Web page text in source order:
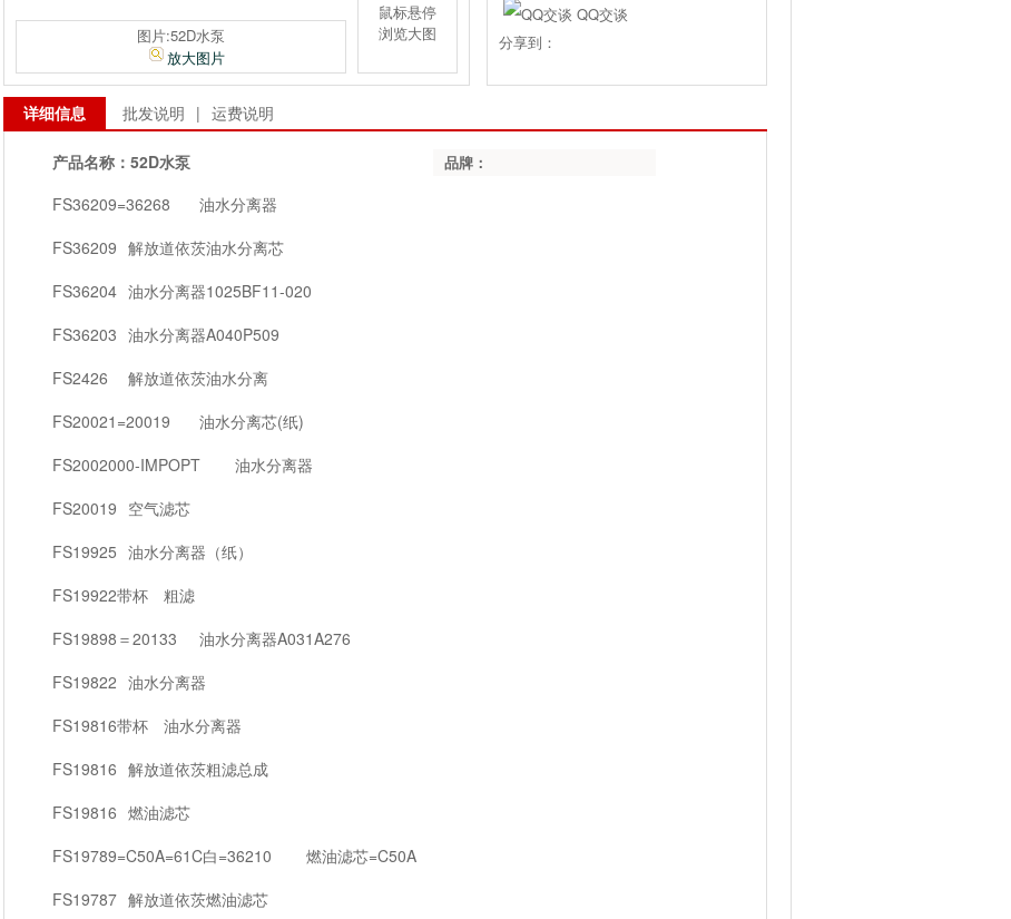
图片:52D水泵
放大图片
鼠标悬停
浏览大图
QQ交谈
分享到：
详细信息 批发说明 | 运费说明
产品名称： 52D水泵
FS36209=36268
油水分离器
FS36209 解放道依茨油水分离芯
FS36204 油水分离器1025BF11-020
FS36203 油水分离器A040P509
FS2426
解放道依茨油水分离
FS20021=20019
油水分离芯(纸)
FS2002000-IMPOPT
油水分离器
FS20019 空气滤芯
FS19925 油水分离器（纸）
FS19922带杯
粗滤
FS19898＝20133
油水分离器A031A276
FS19822 油水分离器
FS19816带杯
油水分离器
FS19816 解放道依茨粗滤总成
FS19816 燃油滤芯
FS19789=C50A=61C白=36210
燃油滤芯=C50A
FS19787 解放道依茨燃油滤芯
品牌：